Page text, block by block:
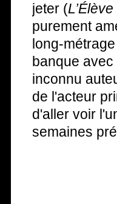
jeter (
purement
long-
banque
inconnu
de l'acteur
d'aller voir
semaines